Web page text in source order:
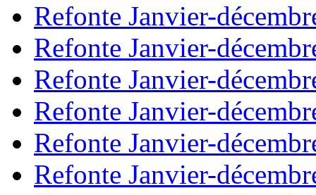
Refonte Janvier-
Refonte Janvier-
Refonte Janvier-
Refonte Janvier-
Refonte Janvier-
Refonte Janvier-